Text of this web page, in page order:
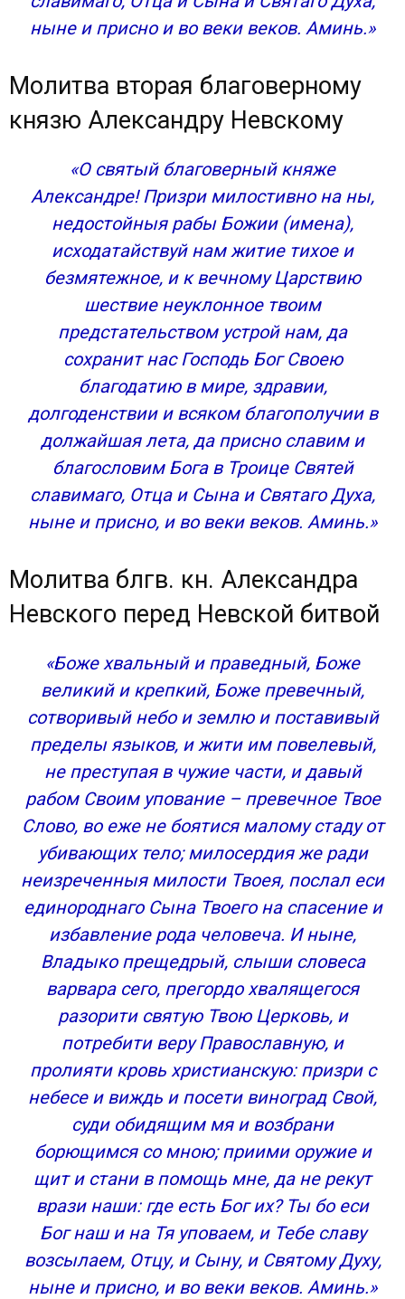
ныне и присно и во веки веков. Аминь.»
Молитва вторая благоверному
князю Александру Невскому
«О святый благоверный княже
Александре! Призри милостивно на ны,
недостойныя рабы Божии (имена),
исходатайствуй нам житие тихое и
безмятежное, и к вечному Царствию
шествие неуклонное твоим
предстательством устрой нам, да
сохранит нас Господь Бог Своею
благодатию в мире, здравии,
долгоденствии и всяком благополучии в
должайшая лета, да присно славим и
благословим Бога в Троице Святей
славимаго, Отца и Сына и Святаго Духа,
ныне и присно, и во веки веков. Аминь.»
Молитва блгв. кн. Александра
Невского перед Невской битвой
«Боже хвальный и праведный, Боже
великий и крепкий, Боже превечный,
сотворивый небо и землю и поставивый
пределы языков, и жити им повелевый,
не преступая в чужие части, и давый
рабом Своим упование – превечное Твое
Слово, во еже не боятися малому стаду от
убивающих тело; милосердия же ради
неизреченныя милости Твоея, послал еси
единороднаго Сына Твоего на спасение и
избавление рода человеча. И ныне,
Владыко прещедрый, слыши словеса
варвара сего, прегордо хвалящегося
разорити святую Твою Церковь, и
потребити веру Православную, и
пролияти кровь христианскую: призри с
небесе и виждь и посети виноград Свой,
суди обидящим мя и возбрани
борющимся со мною; приими оружие и
щит и стани в помощь мне, да не рекут
врази наши: где есть Бог их? Ты бо еси
Бог наш и на Тя уповаем, и Тебе славу
возсылаем, Отцу, и Сыну, и Святому Духу,
ныне и присно, и во веки веков. Аминь.»